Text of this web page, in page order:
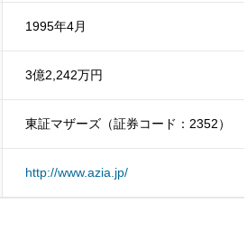
1995年4月
3億2,242万円
東証マザーズ（証券コード：2352）
http://www.azia.jp/